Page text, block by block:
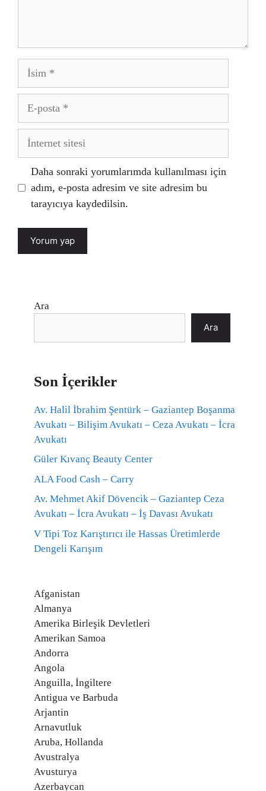
İsim
posta
İnternet
Daha sonraki yorumlarımda kullanılması için
adım, e-posta adresim ve site adresim bu
tarayıcıya kaydedilsin.
Ara
Ara
Son İçerikler
Av. Halil İbrahim Şentürk – Gaziantep Boşanma
Avukatı – Bilişim Avukatı – Ceza Avukatı – İcra
Avukatı
Güler Kıvanç Beauty Center
ALA Food Cash – Carry
Av. Mehmet Akif Dövencik – Gaziantep Ceza
Avukatı – İcra Avukatı – İş Davası Avukatı
V Tipi Toz Karıştırıcı ile Hassas Üretimlerde
Dengeli Karışım
Afganistan
Almanya
Amerika Birleşik Devletleri
Amerikan Samoa
Andorra
Angola
Anguilla, İngiltere
Antigua ve Barbuda
Arjantin
Arnavutluk
Aruba, Hollanda
Avustralya
Avusturya
Azerbaycan